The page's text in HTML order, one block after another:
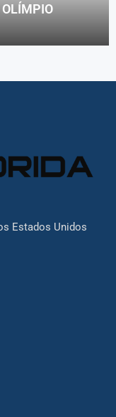
OLÍMPIO
Estados Unidos